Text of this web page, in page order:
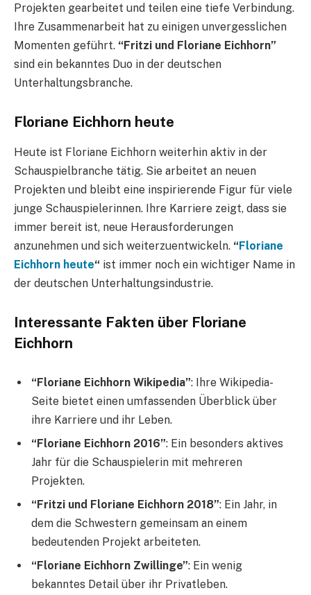
Projekten gearbeitet und teilen eine tiefe Verbindung.
Ihre Zusammenarbeit hat zu einigen unvergesslichen
Momenten geführt. “Fritzi und Floriane Eichhorn”
sind ein bekanntes Duo in der deutschen
Unterhaltungsbranche.
Floriane Eichhorn heute
Heute ist Floriane Eichhorn weiterhin aktiv in der
Schauspielbranche tätig. Sie arbeitet an neuen
Projekten und bleibt eine inspirierende Figur für viele
junge Schauspielerinnen. Ihre Karriere zeigt, dass sie
immer bereit ist, neue Herausforderungen
anzunehmen und sich weiterzuentwickeln. “Floriane
Eichhorn heute“ ist immer noch ein wichtiger Name in
der deutschen Unterhaltungsindustrie.
Interessante Fakten über Floriane
Eichhorn
“Floriane Eichhorn Wikipedia”: Ihre Wikipedia-
Seite bietet einen umfassenden Überblick über
ihre Karriere und ihr Leben.
“Floriane Eichhorn 2016”: Ein besonders aktives
Jahr für die Schauspielerin mit mehreren
Projekten.
“Fritzi und Floriane Eichhorn 2018”: Ein Jahr, in
dem die Schwestern gemeinsam an einem
bedeutenden Projekt arbeiteten.
“Floriane Eichhorn Zwillinge”: Ein wenig
bekanntes Detail über ihr Privatleben.